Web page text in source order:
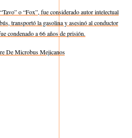
o “Fox”, fue considerado autor intelectual
transportó la gasolina y asesinó al conductor
condenado a 66 años de prisión.
De Microbus Mejicanos